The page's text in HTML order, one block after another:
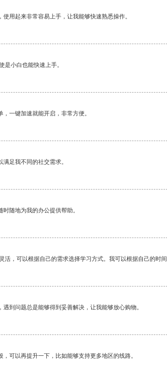
用起来非常容易上手，让我能够快速熟悉操作。
是小白也能快速上手。
一键加速就能开启，非常方便。
足我不同的社交需求。
随地为我的办公提供帮助。
活，可以根据自己的需求选择学习方式。我可以根据自己的时间
到问题总是能够得到妥善解决，让我能够放心购物。
可以再提升一下，比如能够支持更多地区的线路。